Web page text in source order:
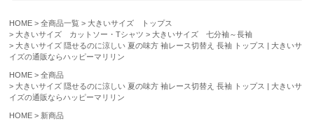
HOME 全商品一覧
大きいサイズ トップス
大きいサイズ カットソー・Tシャツ
大きいサイズ 七分袖～長袖
大きいサイズ 隠せるのに涼しい 夏の味方 袖レース切替え 長袖 トップス | 大きいサ
イズの通販ならハッピーマリリン
HOME
全商品
大きいサイズ 隠せるのに涼しい 夏の味方 袖レース切替え 長袖 トップス | 大きいサ
イズの通販ならハッピーマリリン
HOME
新商品